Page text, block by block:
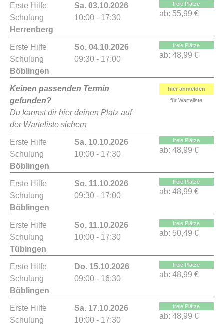
Erste Hilfe
Schulung
Herrenberg
Sa. 03.10.2026
10:00 - 17:30
freie Plätze
ab: 55,99 €
Erste Hilfe
Schulung
Böblingen
So. 04.10.2026
09:30 - 17:00
freie Plätze
ab: 48,99 €
Keinen passenden Termin
gefunden?
Du kannst dir hier deinen Platz auf
der Warteliste sichern
hier anmelden
für Warteliste
Erste Hilfe
Schulung
Böblingen
Sa. 10.10.2026
10:00 - 17:30
freie Plätze
ab: 48,99 €
Erste Hilfe
Schulung
Böblingen
So. 11.10.2026
09:30 - 17:00
freie Plätze
ab: 48,99 €
Erste Hilfe
Schulung
Tübingen
So. 11.10.2026
10:00 - 17:30
freie Plätze
ab: 50,49 €
Erste Hilfe
Schulung
Böblingen
Do. 15.10.2026
09:00 - 16:30
freie Plätze
ab: 48,99 €
Erste Hilfe
Schulung
Sa. 17.10.2026
10:00 - 17:30
freie Plätze
ab: 48,99 €